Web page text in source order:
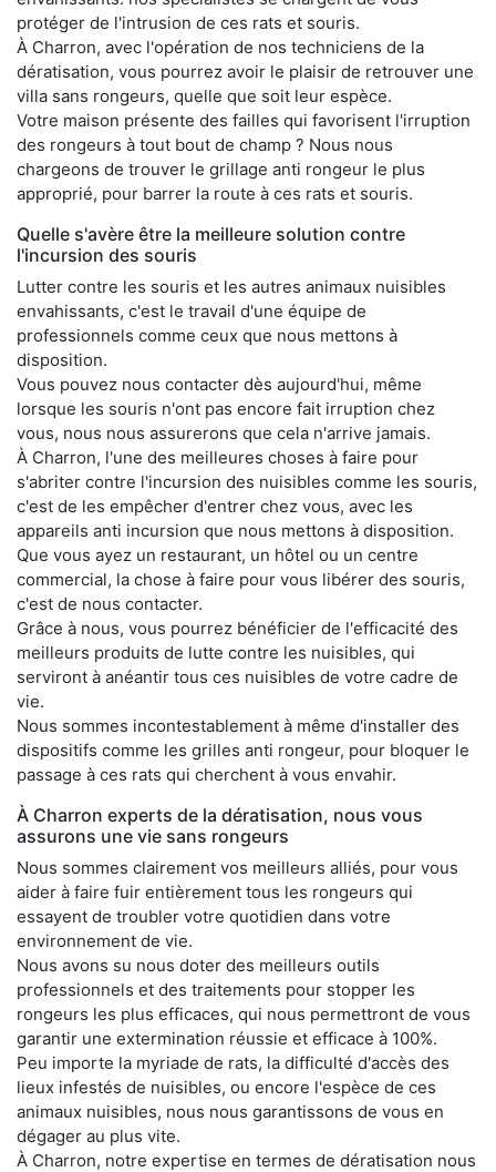
protéger de l'intrusion de ces rats et souris.
À Charron, avec l'opération de nos techniciens de la
dératisation, vous pourrez avoir le plaisir de retrouver une
villa sans rongeurs, quelle que soit leur espèce.
Votre maison présente des failles qui favorisent l'irruption
des rongeurs à tout bout de champ ? Nous nous
chargeons de trouver le grillage anti rongeur le plus
approprié, pour barrer la route à ces rats et souris.
Quelle s'avère être la meilleure solution contre
l'incursion des souris
Lutter contre les souris et les autres animaux nuisibles
envahissants, c'est le travail d'une équipe de
professionnels comme ceux que nous mettons à
disposition.
Vous pouvez nous contacter dès aujourd'hui, même
lorsque les souris n'ont pas encore fait irruption chez
vous, nous nous assurerons que cela n'arrive jamais.
À Charron, l'une des meilleures choses à faire pour
s'abriter contre l'incursion des nuisibles comme les souris,
c'est de les empêcher d'entrer chez vous, avec les
appareils anti incursion que nous mettons à disposition.
Que vous ayez un restaurant, un hôtel ou un centre
commercial, la chose à faire pour vous libérer des souris,
c'est de nous contacter.
Grâce à nous, vous pourrez bénéficier de l'efficacité des
meilleurs produits de lutte contre les nuisibles, qui
serviront à anéantir tous ces nuisibles de votre cadre de
vie.
Nous sommes incontestablement à même d'installer des
dispositifs comme les grilles anti rongeur, pour bloquer le
passage à ces rats qui cherchent à vous envahir.
À Charron experts de la dératisation, nous vous
assurons une vie sans rongeurs
Nous sommes clairement vos meilleurs alliés, pour vous
aider à faire fuir entièrement tous les rongeurs qui
essayent de troubler votre quotidien dans votre
environnement de vie.
Nous avons su nous doter des meilleurs outils
professionnels et des traitements pour stopper les
rongeurs les plus efficaces, qui nous permettront de vous
garantir une extermination réussie et efficace à 100%.
Peu importe la myriade de rats, la difficulté d'accès des
lieux infestés de nuisibles, ou encore l'espèce de ces
animaux nuisibles, nous nous garantissons de vous en
dégager au plus vite.
À Charron, notre expertise en termes de dératisation nous